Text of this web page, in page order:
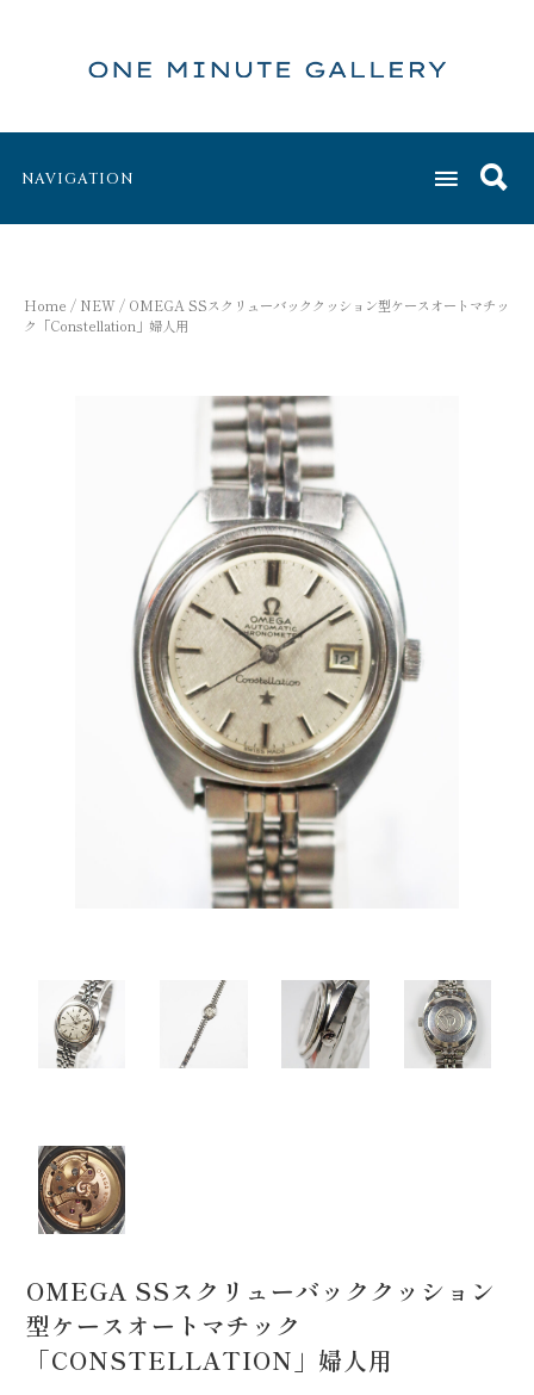
NAVIGATION
Home / NEW / OMEGA SSスクリューバッククッション型ケースオートマチッ
ク「Constellation」婦人用
OMEGA SSスクリューバッククッション
型ケースオートマチック
「CONSTELLATION」婦人用